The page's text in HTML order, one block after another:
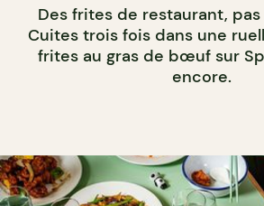
Des frites de restaurant,
Cuites trois fois dans une
frites au gras de bœuf sur
encore.